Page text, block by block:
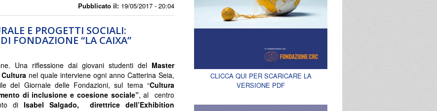
Pubblicato il: 19/05/2017 - 20:04
E PROGETTI SOCIALI:
FONDAZIONE “LA CAIXA”
Una riflessione dai giovani studenti del Master
nel quale interviene ogni anno Catterina Seia,
del Giornale delle Fondazioni, sul tema “Cultura
di inclusione e coesione sociale”, al centro
di Isabel Salgado, direttrice dell’Exhibition
CLICCA QUI PER SCARICARE LA
VERSIONE PDF